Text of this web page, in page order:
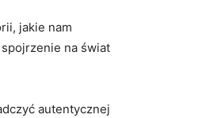
jakie ‍nam
⁤na świat
autentycznej